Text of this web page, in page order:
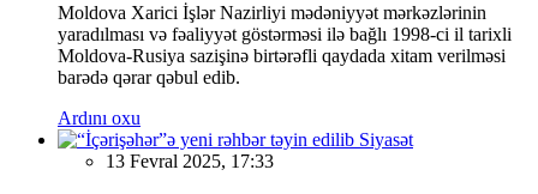
Moldova Xarici İşlər Nazirliyi mədəniyyət mərkəzlərinin
yaradılması və fəaliyyət göstərməsi ilə bağlı 1998-ci il tarixli
Moldova-Rusiya sazişinə birtərəfli qaydada xitam verilməsi
barədə qərar qəbul edib.
Ardını oxu
Siyasət
13 Fevral 2025, 17:33